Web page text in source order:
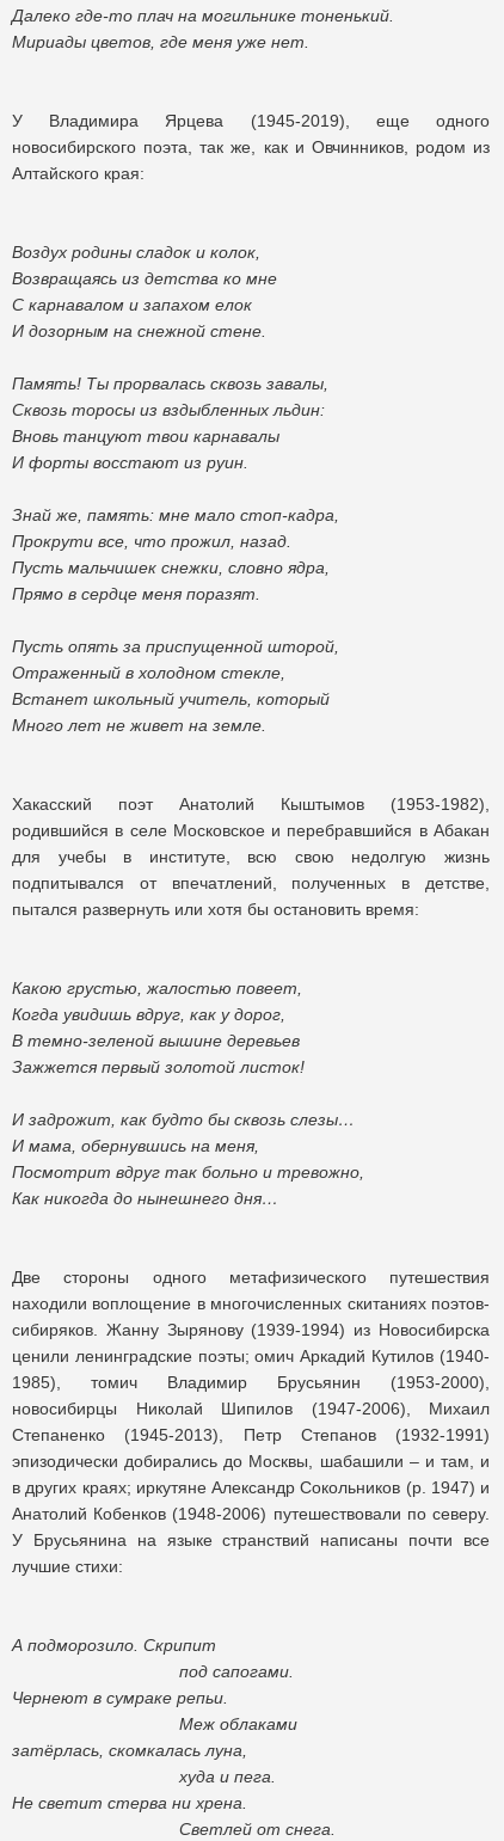
Далеко где-то плач на могильнике тоненький.
Мириады цветов, где меня уже нет.
У Владимира Ярцева (1945-2019), еще одного
новосибирского поэта, так же, как и Овчинников, родом из
Алтайского края:
Воздух родины сладок и колок,
Возвращаясь из детства ко мне
С карнавалом и запахом елок
И дозорным на снежной стене.
Память! Ты прорвалась сквозь завалы,
Сквозь торосы из вздыбленных льдин:
Вновь танцуют твои карнавалы
И форты восстают из руин.
Знай же, память: мне мало стоп-кадра,
Прокрути все, что прожил, назад.
Пусть мальчишек снежки, словно ядра,
Прямо в сердце меня поразят.
Пусть опять за приспущенной шторой,
Отраженный в холодном стекле,
Встанет школьный учитель, который
Много лет не живет на земле.
Хакасский поэт Анатолий Кыштымов (1953-1982),
родившийся в селе Московское и перебравшийся в Абакан
для учебы в институте, всю свою недолгую жизнь
подпитывался от впечатлений, полученных в детстве,
пытался развернуть или хотя бы остановить время:
Какою грустью, жалостью повеет,
Когда увидишь вдруг, как у дорог,
В темно-зеленой вышине деревьев
Зажжется первый золотой листок!
И задрожит, как будто бы сквозь слезы…
И мама, обернувшись на меня,
Посмотрит вдруг так больно и тревожно,
Как никогда до нынешнего дня…
Две стороны одного метафизического путешествия
находили воплощение в многочисленных скитаниях поэтов-
сибиряков. Жанну Зырянову (1939-1994) из Новосибирска
ценили ленинградские поэты; омич Аркадий Кутилов (1940-
1985), томич Владимир Брусьянин (1953-2000),
новосибирцы Николай Шипилов (1947-2006), Михаил
Степаненко (1945-2013), Петр Степанов (1932-1991)
эпизодически добирались до Москвы, шабашили – и там, и
в других краях; иркутяне Александр Сокольников (р. 1947) и
Анатолий Кобенков (1948-2006) путешествовали по северу.
У Брусьянина на языке странствий написаны почти все
лучшие стихи:
А подморозило. Скрипит
под сапогами.
Чернеют в сумраке репьи.
Меж облаками
затёрлась, скомкалась луна,
худа и пега.
Не светит стерва ни хрена.
Светлей от снега.